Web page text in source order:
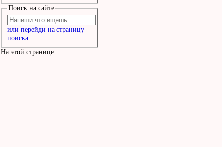
Поиск на сайте
или перейди на страницу
поиска
На этой странице: